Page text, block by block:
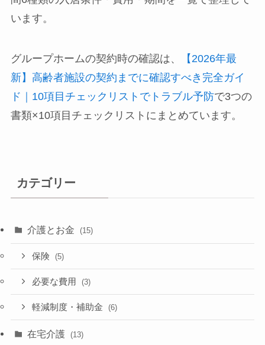
います。
グループホームの契約時の確認は、
【2026年最
新】高齢者施設の契約までに確認すべき完全ガイ
ド｜10項目チェックリストでトラブル予防で3つの
書類×10項目チェックリストにまとめています。
カテゴリー
介護とお金 (15)
保険 (5)
必要な費用 (3)
軽減制度・補助金 (6)
在宅介護 (13)